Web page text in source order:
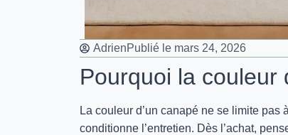
AdrienPublié le mars 24, 2026
Pourquoi la couleur
La couleur d’un canapé ne se limite pas
conditionne l’entretien. Dès l’achat,